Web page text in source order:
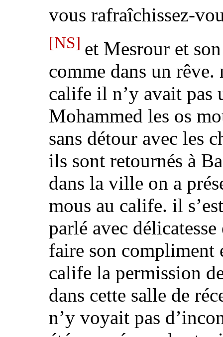
vous rafraîchissez-
[NS] et Mesrour et
comme dans un rêve.
calife il n’y avait pas
Mohammed les os
sans détour avec les
ils sont retournés à
dans la ville on a
mous au calife. il
parlé avec
faire son compliment
calife la permission
dans cette salle de
n’y voyait pas